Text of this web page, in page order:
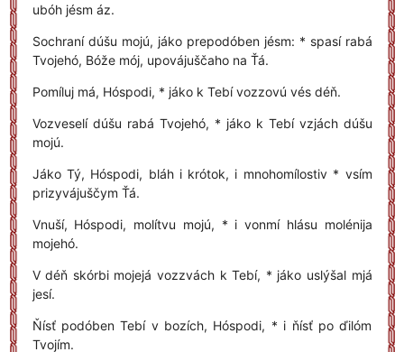
ubóh jésm áz.
Sochraní dúšu mojú, jáko prepodóben jésm: * spasí rabá
Tvojehó, Bóže mój, upovájuščaho na Ťá.
Pomíluj má, Hóspodi, * jáko k Tebí vozzovú vés déň.
Vozveselí dúšu rabá Tvojehó, * jáko k Tebí vzjách dúšu
mojú.
Jáko Tý, Hóspodi, bláh i krótok, i mnohomílostiv * vsím
prizyvájuščym Ťá.
Vnuší, Hóspodi, molítvu mojú, * i vonmí hlásu molénija
mojehó.
V déň skórbi mojejá vozzvách k Tebí, * jáko uslýšal mjá
jesí.
Ňísť podóben Tebí v bozích, Hóspodi, * i ňísť po ďilóm
Tvojím.